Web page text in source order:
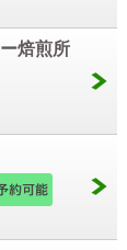
焙煎所